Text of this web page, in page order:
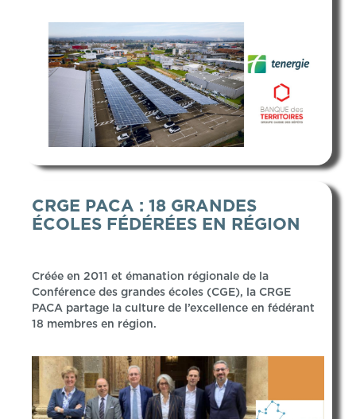
CRGE PACA : 18 GRANDES
ÉCOLES FÉDÉRÉES EN RÉGION
Créée en 2011 et émanation régionale de la
Conférence des grandes écoles (CGE), la CRGE
PACA partage la culture de l’excellence en fédérant
18 membres en région.